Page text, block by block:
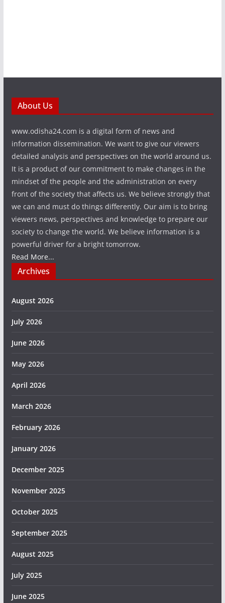
About Us
www.odisha24.com is a digital form of news and
information dissemination. We want to give our viewers
detailed analysis and perspectives on the world around us.
It is a product of our commitment to make changes in the
mindset of the people and the administration on every
front of the society that affects us. We believe strongly that
we can and must do things differently. Our aim is to bring
viewers news, perspectives and knowledge to prepare our
society to change the world. We believe information is a
powerful driver for a bright tomorrow.
Read More...
Archives
August 2026
July 2026
June 2026
May 2026
April 2026
March 2026
February 2026
January 2026
December 2025
November 2025
October 2025
September 2025
August 2025
July 2025
June 2025